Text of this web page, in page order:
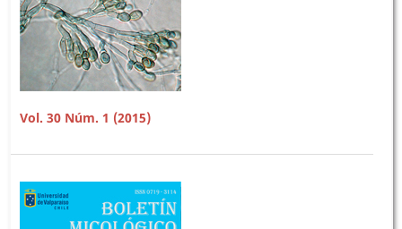
Vol. 30 Núm. 1 (2015)